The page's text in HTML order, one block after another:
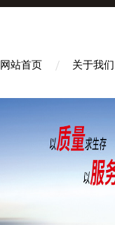
网站首页 关于我们